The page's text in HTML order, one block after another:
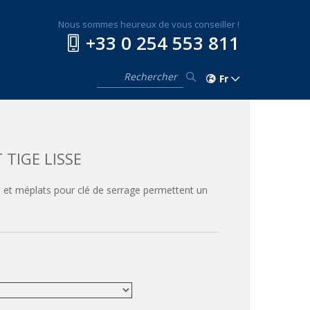
Nous sommes heureux de vous conseiller !
+33 0 254 553 811
Fr
LISSE
méplats pour clé de serrage permettent un